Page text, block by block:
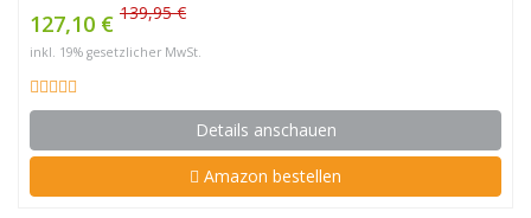
127,10 € 139,95 €
inkl. 19% gesetzlicher MwSt.
Details anschauen
Amazon bestellen